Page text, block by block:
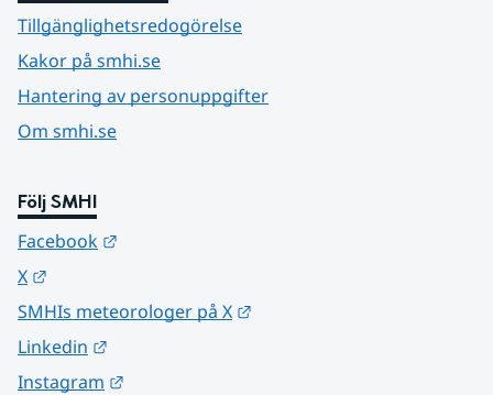
Tillgänglighetsredogörelse
Kakor på smhi.se
Hantering av personuppgifter
Om smhi.se
Följ SMHI
Facebook
X
SMHIs meteorologer på X
Linkedin
Instagram